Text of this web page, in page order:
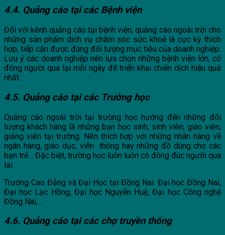
4.4. Quảng cáo tại các Bệnh viện
Đối với kênh quảng cáo tại bệnh viện, quảng cáo ngoài trời cho
những sản phẩm dịch vụ chăm sóc sức khoẻ là cực kỳ thích
hợp, tiếp cận được đúng đối tượng mục tiêu của doanh nghiệp.
Lưu ý các doanh nghiệp nên lựa chọn những bệnh viện lớn, có
đông người qua lại mỗi ngày để triển khai chiến dịch hiệu quả
nhất.
4.5. Quảng cáo tại các Trường học
Quảng cáo ngoài trời tại trường học hướng đến những đối
tượng khách hàng lầ những bạn học sinh, sinh viên, giáo viên,
giảng viên tại trường. Nên thích hợp với những nhãn hàng về
ngân hàng, giáo dục, viễn thông hay những đồ dùng cho các
bạn trẻ… Đặc biệt, trường học luôn luôn có đông đúc người qua
lại.
Trường Cao Đẳng và Đại Học tại Đồng Nai: Đại học Đồng Nai,
Đại học Lạc Hồng, Đại học Nguyễn Huệ, Đại học Công nghệ
Đồng Nai,…
4.6. Quảng cáo tại các chợ truyền thống